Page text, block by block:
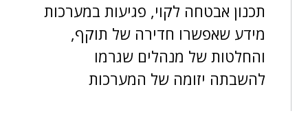
תכנון אבטחה לקוי, פגיעות במערכות
מידע שאפשרו חדירה של תוקף,
והחלטות של מנהלים שגרמו
להשבתה יזומה של המערכות